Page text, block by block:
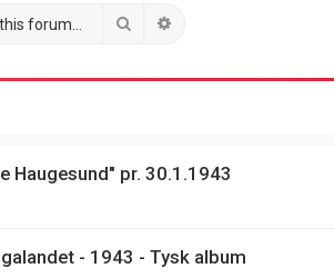
Search
Haugesund" pr. 30.1.1943
- 1943 - Tysk album